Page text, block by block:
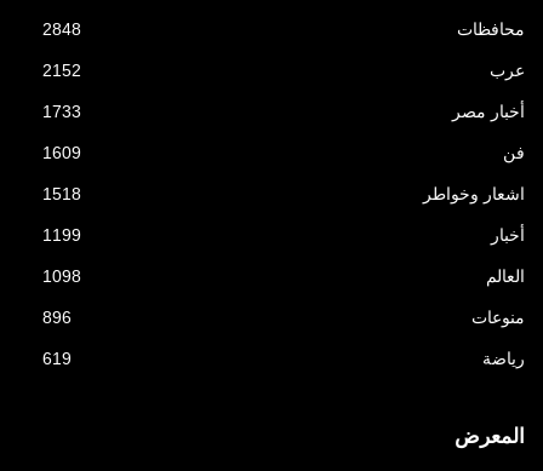
محافظات 2848
عرب 2152
أخبار مصر 1733
فن 1609
اشعار وخواطر 1518
أخبار 1199
العالم 1098
منوعات 896
رياضة 619
المعرض